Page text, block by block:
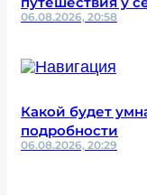
06.08.2026, 20:58
Какой будет
подробности
06.08.2026, 20:29